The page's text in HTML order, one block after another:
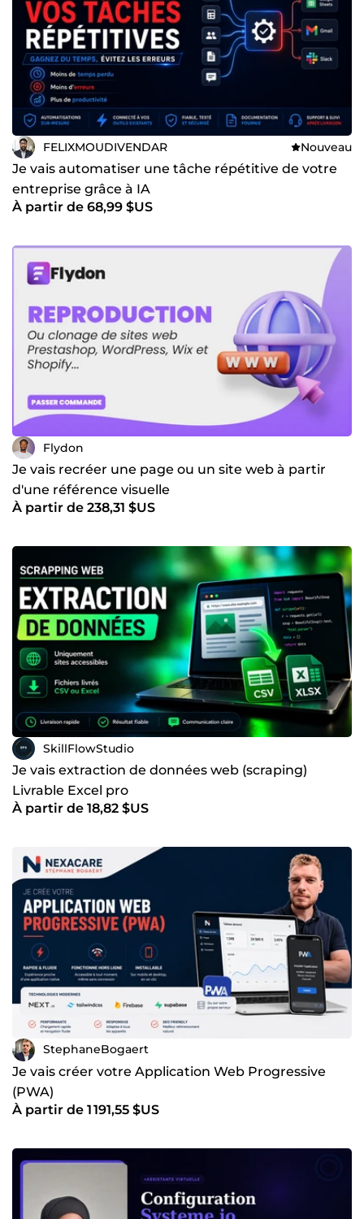
FELIXMOUDIVENDAR Nouveau
Je vais automatiser une tâche répétitive de votre
entreprise grâce à IA
À partir de 68,99 $US
Flydon
Je vais recréer une page ou un site web à partir
d'une référence visuelle
À partir de 238,31 $US
SkillFlowStudio
Je vais extraction de données web (scraping)
Livrable Excel pro
À partir de 18,82 $US
StephaneBogaert
Je vais créer votre Application Web Progressive
(PWA)
À partir de 1 191,55 $US